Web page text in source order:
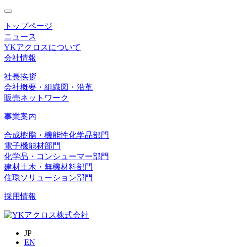
toggle
navigation
トップページ
ニュース
YKアクロスについて
会社情報
社長挨拶
会社概要・組織図・沿革
販売ネットワーク
事業案内
合成樹脂・機能性化学品部門
電子機能材部門
化学品・コンシューマー部門
建材土木・無機材料部門
住環ソリューション部門
採用情報
JP
EN